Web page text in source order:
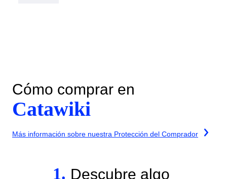
Cómo comprar en
Catawiki
Más información sobre nuestra Protección del Comprador
1. Descubre algo